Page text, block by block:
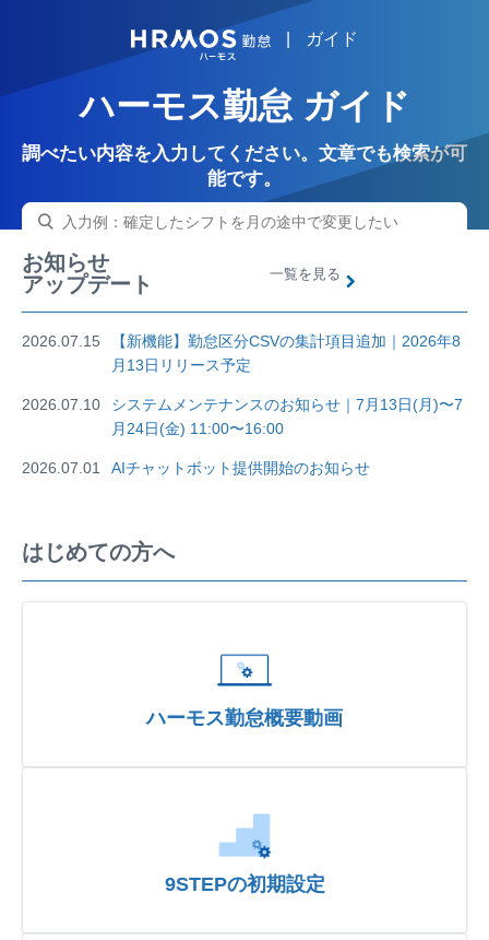
HRMOSガイド
ハーモス勤怠 ガイド
調べたい内容を入力してください。文章でも検索が可
能です。
お知らせ
アップデート
一覧を見る
2026.07.15
【新機能】勤怠区分CSVの集計項目追加｜2026年8
月13日リリース予定
2026.07.10
システムメンテナンスのお知らせ｜7月13日(月)〜7
月24日(金) 11:00〜16:00
2026.07.01 AIチャットボット提供開始のお知らせ
はじめての方へ
ハーモス勤怠概要動画
9STEPの初期設定